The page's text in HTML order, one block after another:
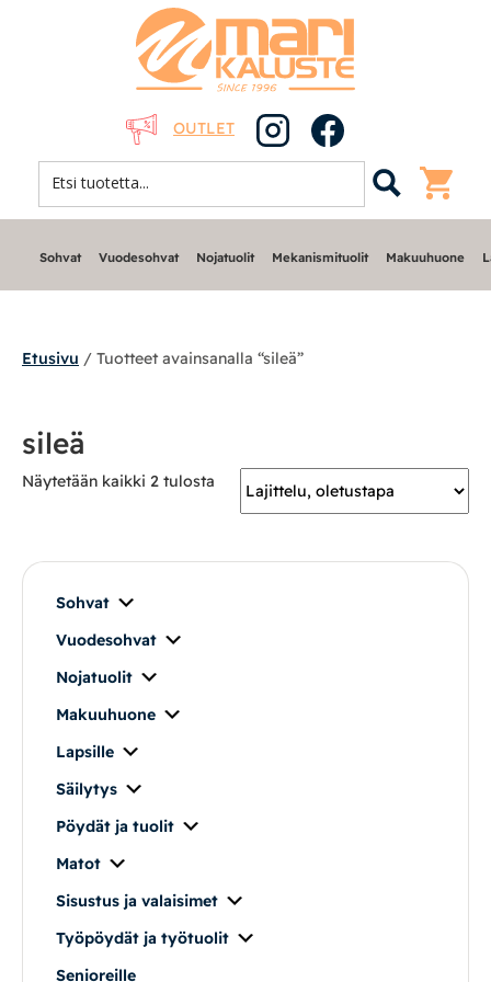
OUTLET
Nojatuolit
Makuuhuone
Säilytys
Työpöydät ja työtuolit
Matot
Ulkokalusteet
Sohvat Vuodesohvat Nojatuolit Mekanismituolit Makuuhuone
Etusivu / Tuotteet avainsanalla “sileä”
sileä
Näytetään kaikki 2 tulosta
Sohvat
Vuodesohvat
Nojatuolit
Makuuhuone
Lapsille
Säilytys
Pöydät ja tuolit
Matot
Sisustus ja valaisimet
Työpöydät ja työtuolit
Senioreille